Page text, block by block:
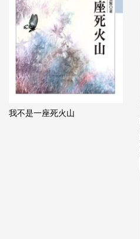
我不是一座死火山